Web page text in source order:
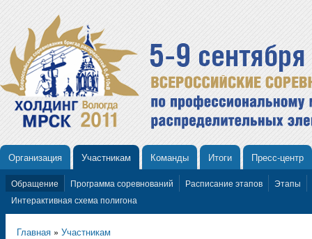
Организация Участникам Команды Итоги Пресс-центр
Обращение Программа соревнований Расписание этапов
Этапы
Интерактивная схема полигона
Главная » Участникам